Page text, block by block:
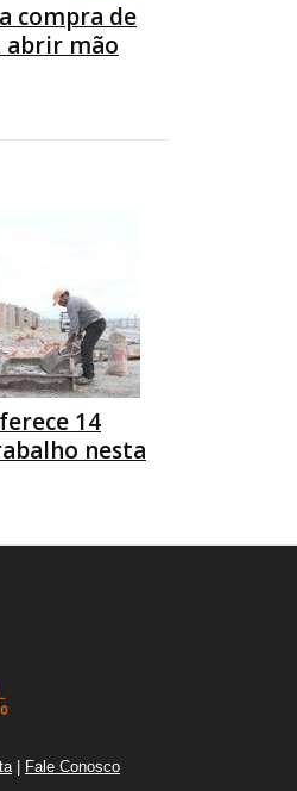
compra de
abrir mão
14
nesta
| Fale Conosco